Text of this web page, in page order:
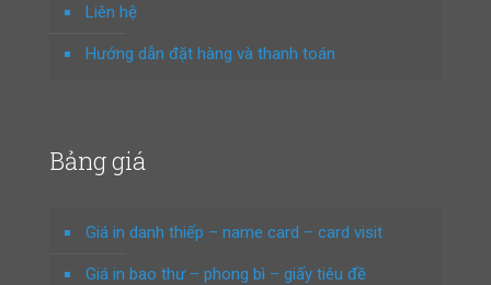
Liên hệ
Hướng dẫn đặt hàng và thanh toán
Bảng giá
Giá in danh thiếp – name card – card visit
Giá in bao thư – phong bì – giấy tiêu đề